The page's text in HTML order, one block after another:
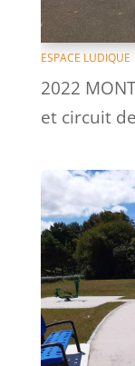
ESPACE LUDIQUE
2022
et circuit